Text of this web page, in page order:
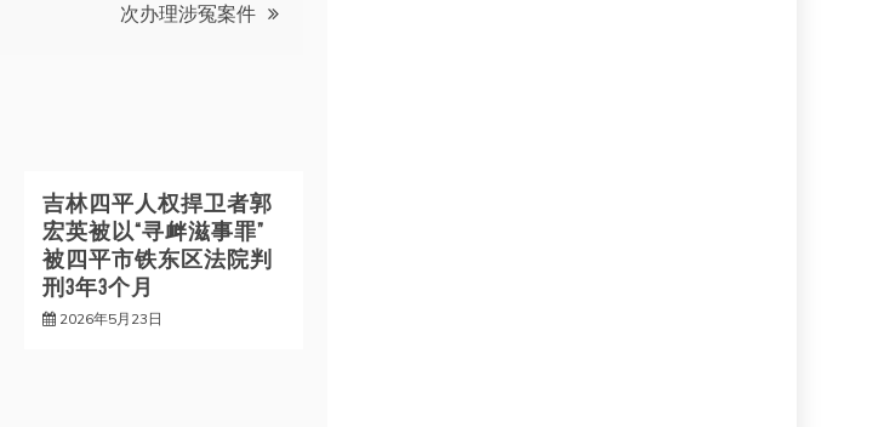
次办理涉冤案件
吉林四平人权捍卫者郭
宏英被以“寻衅滋事罪”
被四平市铁东区法院判
刑3年3个月
2026年5月23日